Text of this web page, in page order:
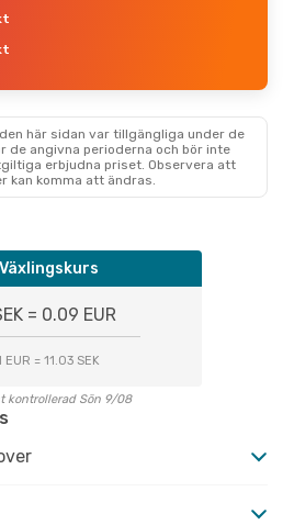
här sidan var tillgängliga under de
de angivna perioderna och bör inte
erbjudna priset. Observera att
kan komma att ändras.
Växlingskurs
= 0.09 EUR
EUR = 11.03 SEK
kontrollerad Sön 9/08